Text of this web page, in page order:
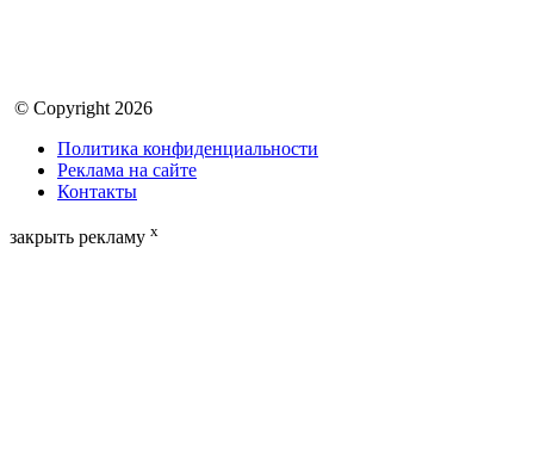
© Copyright 2026
Политика конфиденциальности
Реклама на сайте
Контакты
закрыть рекламу x